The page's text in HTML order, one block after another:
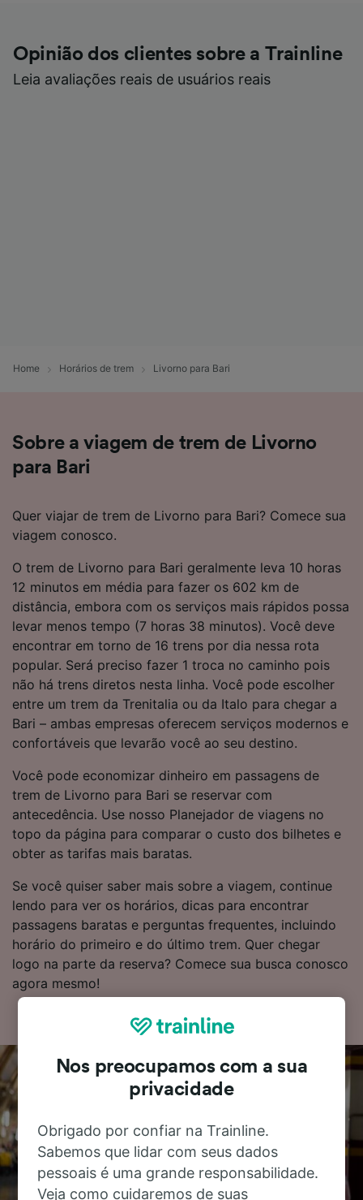
Opinião dos clientes sobre a Trainline
Leia avaliações reais de usuários reais
Home Horários de trem Livorno para Bari
Sobre a viagem de trem de Livorno
para Bari
Quer viajar de trem de Livorno para Bari? Comece sua
viagem conosco.
O trem de Livorno para Bari geralmente leva 10 horas
12 minutos em média para fazer os 602 km de
distância, embora com os serviços mais rápidos possa
levar menos tempo (7 horas 38 minutos). Você deve
encontrar em torno de 16 trens por dia nessa rota
popular. Será preciso fazer 1 troca no caminho pois
não há trens diretos nesta linha. Você pode escolher
entre um trem da Trenitalia ou da Italo para chegar a
Bari – ambas empresas oferecem serviços modernos e
confortáveis que levarão você ao seu destino.
Você pode economizar dinheiro em passagens de
trem de Livorno para Bari se reservar com
antecedência. Use nosso Planejador de viagens no
topo da página para comparar o custo dos bilhetes e
obter as tarifas mais baratas.
Se você quiser saber mais sobre a viagem, continue
lendo para ver os horários, dicas para encontrar
passagens baratas e perguntas frequentes, incluindo
horário do primeiro e do último trem. Quer chegar
logo na parte da reserva? Comece sua busca conosco
agora mesmo!
Nos preocupamos com a sua
privacidade
Obrigado por confiar na Trainline.
Sabemos que lidar com seus dados
pessoais é uma grande responsabilidade.
Veja como cuidaremos de suas